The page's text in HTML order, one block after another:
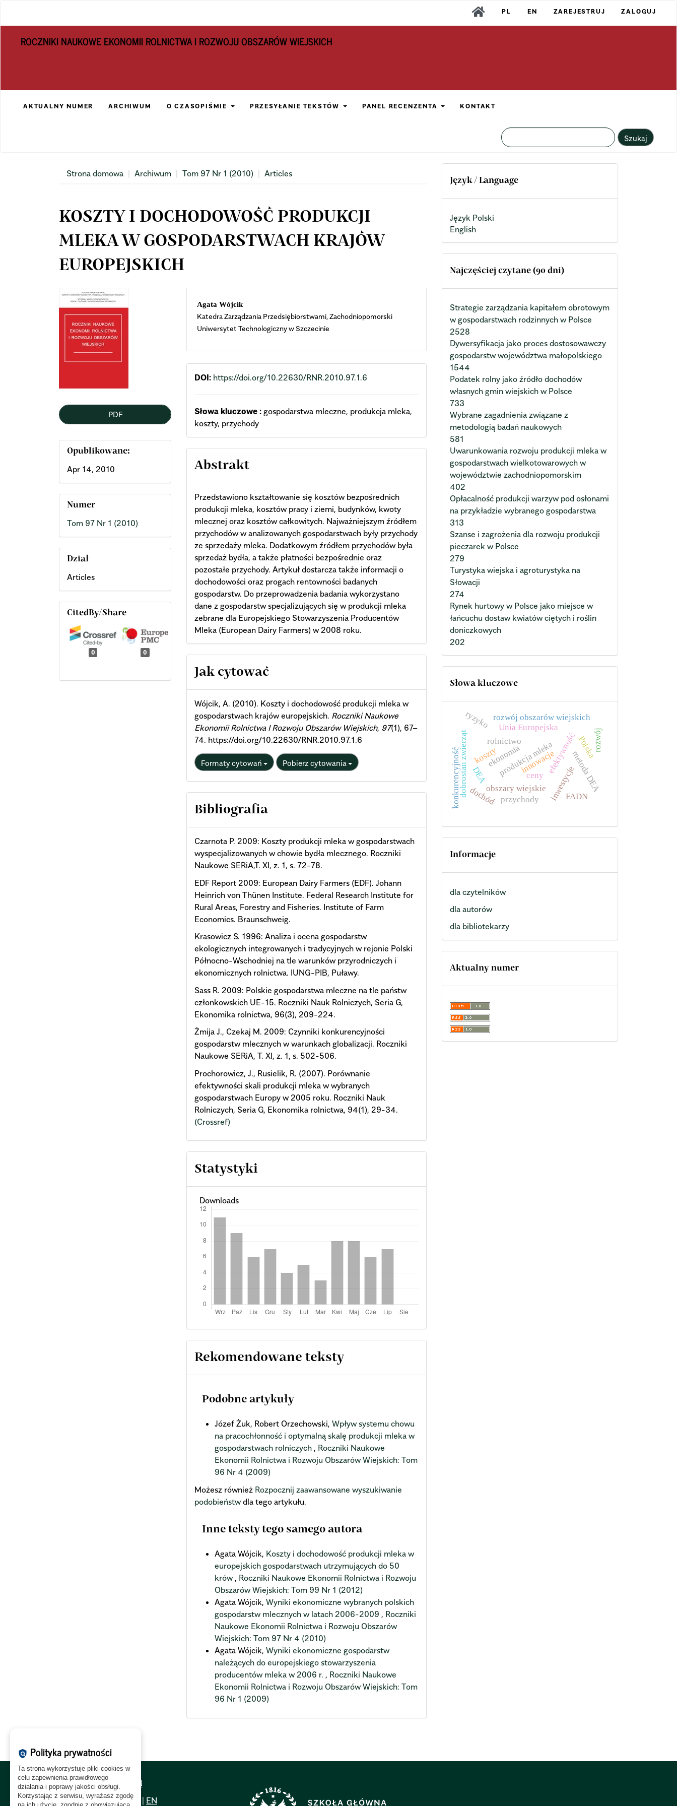
Content
PL EN ZAREJESTRUJ ZALOGUJ
ROCZNIKI NAUKOWE EKONOMII ROLNICTWA I ROZWOJU OBSZARÓW WIEJSKICH
AKTUALNY NUMER ARCHIWUM O CZASOPIŚMIE PRZESYŁANIE TEKSTÓW PANEL RECENZENTA KONTAKT
Szukaj
Strona domowa Archiwum Tom 97 Nr 1 (2010) Articles
KOSZTY I DOCHODOWOŚĆ PRODUKCJI
MLEKA W GOSPODARSTWACH KRAJÓW
EUROPEJSKICH
Article
Sidebar
PDF
Opublikowane:
Apr 14, 2010
Numer
Tom 97 Nr 1 (2010)
Dział
Articles
CitedBy/Share
0 0
Main
Article
Content
Agata Wójcik
Katedra Zarządzania Przedsiębiorstwami, Zachodniopomorski
Uniwersytet Technologiczny w Szczecinie
DOI: https://doi.org/10.22630/RNR.2010.97.1.6
Słowa kluczowe : gospodarstwa mleczne, produkcja mleka,
koszty, przychody
Abstrakt
Przedstawiono kształtowanie się kosztów bezpośrednich
produkcji mleka, kosztów pracy i ziemi, budynków, kwoty
mlecznej oraz kosztów całkowitych. Najważniejszym źródłem
przychodów w analizowanych gospodarstwach były przychody
ze sprzedaży mleka. Dodatkowym źródłem przychodów była
sprzedaż bydła, a także płatności bezpośrednie oraz
pozostałe przychody. Artykuł dostarcza także informacji o
dochodowości oraz progach rentowności badanych
gospodarstw. Do przeprowadzenia badania wykorzystano
dane z gospodarstw specjalizujących się w produkcji mleka
zebrane dla Europejskiego Stowarzyszenia Producentów
Mleka (European Dairy Farmers) w 2008 roku.
Article
Details
Jak cytować
Wójcik, A. (2010). Koszty i dochodowość produkcji mleka w
gospodarstwach krajów europejskich. Roczniki Naukowe
Ekonomii Rolnictwa I Rozwoju Obszarów Wiejskich, 97(1), 67–
74. https://doi.org/10.22630/RNR.2010.97.1.6
Formaty cytowań Pobierz cytowania
Bibliografia
Czarnota P. 2009: Koszty produkcji mleka w gospodarstwach
wyspecjalizowanych w chowie bydła mlecznego. Roczniki
Naukowe SERiA,T. XI, z. 1, s. 72-78.
EDF Report 2009: European Dairy Farmers (EDF). Johann
Heinrich von Thünen Institute. Federal Research Institute for
Rural Areas, Forestry and Fisheries. Institute of Farm
Economics. Braunschweig.
Krasowicz S. 1996: Analiza i ocena gospodarstw
ekologicznych integrowanych i tradycyjnych w rejonie Polski
Północno-Wschodniej na tle warunków przyrodniczych i
ekonomicznych rolnictwa. IUNG-PIB, Puławy.
Sass R. 2009: Polskie gospodarstwa mleczne na tle państw
członkowskich UE-15. Roczniki Nauk Rolniczych, Seria G,
Ekonomika rolnictwa, 96(3), 209-224.
Żmija J., Czekaj M. 2009: Czynniki konkurencyjności
gospodarstw mlecznych w warunkach globalizacji. Roczniki
Naukowe SERiA, T. XI, z. 1, s. 502-506.
Prochorowicz, J., Rusielik, R. (2007). Porównanie
efektywności skali produkcji mleka w wybranych
gospodarstwach Europy w 2005 roku. Roczniki Nauk
Rolniczych, Seria G, Ekonomika rolnictwa, 94(1), 29-34.
(Crossref)
Statystyki
Downloads
Rekomendowane teksty
Podobne artykuły
Józef Żuk, Robert Orzechowski,Wpływ systemu chowu
na pracochłonność i optymalną skalę produkcji mleka w
gospodarstwach rolniczych, Roczniki Naukowe
Ekonomii Rolnictwa i Rozwoju Obszarów Wiejskich: Tom
96 Nr 4 (2009)
Możesz również Rozpocznij zaawansowane wyszukiwanie
podobieństwdla tego artykułu.
Inne teksty tego samego autora
Agata Wójcik, Koszty i dochodowość produkcji mleka w
europejskich gospodarstwach utrzymujących do 50
krów, Roczniki Naukowe Ekonomii Rolnictwa i Rozwoju
Obszarów Wiejskich: Tom 99 Nr 1 (2012)
Agata Wójcik,Wyniki ekonomiczne wybranych polskich
gospodarstw mlecznych w latach 2006-2009, Roczniki
Naukowe Ekonomii Rolnictwa i Rozwoju Obszarów
Wiejskich: Tom 97 Nr 4 (2010)
Agata Wójcik,Wyniki ekonomiczne gospodarstw
należących do europejskiego stowarzyszenia
producentów mleka w 2006 r., Roczniki Naukowe
Ekonomii Rolnictwa i Rozwoju Obszarów Wiejskich: Tom
96 Nr 1 (2009)
Język / Language
Język Polski
English
Najczęściej czytane (90 dni)
Strategie zarządzania kapitałem obrotowym
w gospodarstwach rodzinnych w Polsce
2528
Dywersyfikacja jako proces dostosowawczy
gospodarstw województwa małopolskiego
1544
Podatek rolny jako źródło dochodów
własnych gmin wiejskich w Polsce
733
Wybrane zagadnienia związane z
metodologią badań naukowych
581
Uwarunkowania rozwoju produkcji mleka w
gospodarstwach wielkotowarowych w
województwie zachodniopomorskim
402
Opłacalność produkcji warzyw pod osłonami
na przykładzie wybranego gospodarstwa
313
Szanse i zagrożenia dla rozwoju produkcji
pieczarek w Polsce
279
Turystyka wiejska i agroturystyka na
Słowacji
274
Rynek hurtowy w Polsce jako miejsce w
łańcuchu dostaw kwiatów ciętych i roślin
doniczkowych
202
Słowa kluczowe
rolnictwo efektywność
produkcja mleka
obszary wiejskie
Polska
Unia Europejska
inwestycjemetoda DEA
ekonomia
rozwój obszarów wiejskich
ceny
FADN
koszty
dochód przychody
dobrostan zwierząt rozwój
ryzyko
innowacje
konkurencyjność DEA
Informacje
dla czytelników
dla autorów
dla bibliotekarzy
Aktualny numer
Polityka Cookies:PL
EN
Polityka Prywatności:PL EN
policy Polityka prywatności
Ta strona wykorzystuje pliki cookies w
celu zapewnienia prawidłowego
działania i poprawy jakości obsługi.
Korzystając z serwisu, wyrażasz zgodę
na ich użycie, zgodnie z obowiązującą